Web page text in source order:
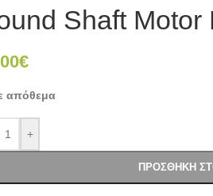
Shaft Motor
€
απόθεμα
+
ΠΡΟΣΘΉΚΗ